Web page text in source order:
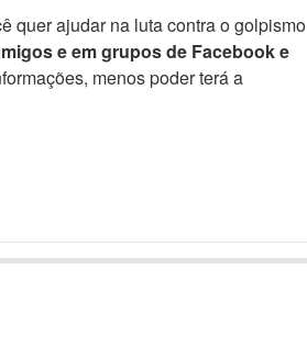
quer ajudar na luta contra o golpismo
e em grupos de Facebook e
menos poder terá a